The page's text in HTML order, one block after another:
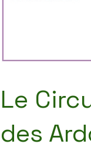
Le
des